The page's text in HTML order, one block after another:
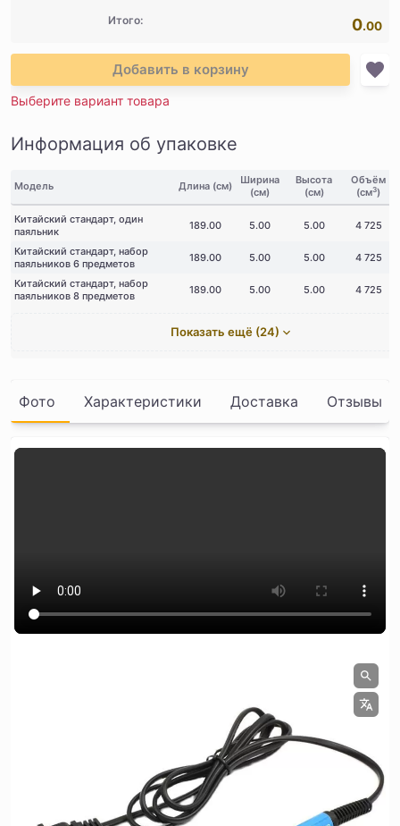
Итого: 0.00
Добавить в корзину
Выберите вариант товара
Информация об упаковке
Модель Длина (см)
Ширина
(см)
Высота
(см)
Объём
(см3)
Китайский стандарт, один
паяльник
189.00 5.00 5.00 4 725
Китайский стандарт, набор
паяльников 6 предметов
189.00 5.00 5.00 4 725
Китайский стандарт, набор
паяльников 8 предметов
189.00 5.00 5.00 4 725
Показать ещё (24)
Фото Характеристики Доставка Отзывы